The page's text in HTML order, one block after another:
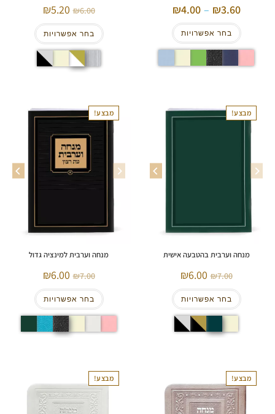
3.60
–
4.00
בחר אפשרויות
6.00
5.20
בחר אפשרויות
מבצע!
מנחה וערבית בהטבעה אישית
7.00
6.00
בחר אפשרויות
מבצע!
מנחה וערבית למינציה גדול
7.00
6.00
בחר אפשרויות
מבצע! מבצע!